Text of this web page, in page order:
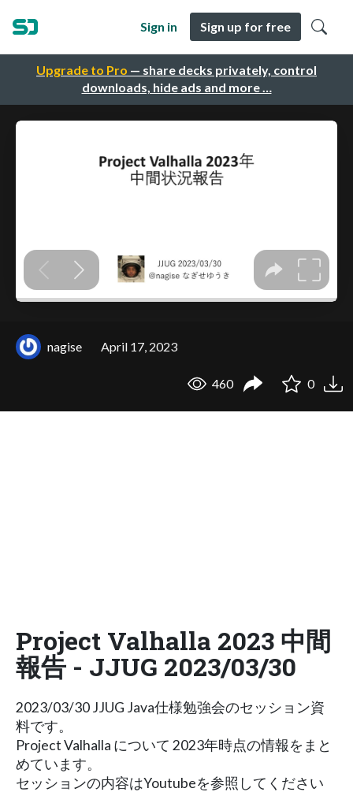
Upgrade to Pro — share decks privately, control
downloads, hide ads and more …
Sign in Sign up for free
nagise April 17, 2023
460 0
Project Valhalla 2023 中間
報告 - JJUG 2023/03/30
2023/03/30 JJUG Java仕様勉強会のセッション資
料です。
Project Valhalla について 2023年時点の情報をまと
めています。
セッションの内容はYoutubeを参照してください